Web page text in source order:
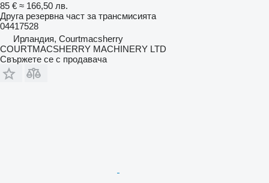
85 € ≈ 166,50 лв.
Друга резервна част за трансмисията
04417528
Ирландия, Courtmacsherry
COURTMACSHERRY MACHINERY LTD
Свържете се с продавача